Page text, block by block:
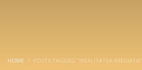
HOME POSTS TAGGED "IREALITATEA IMEDIATA"